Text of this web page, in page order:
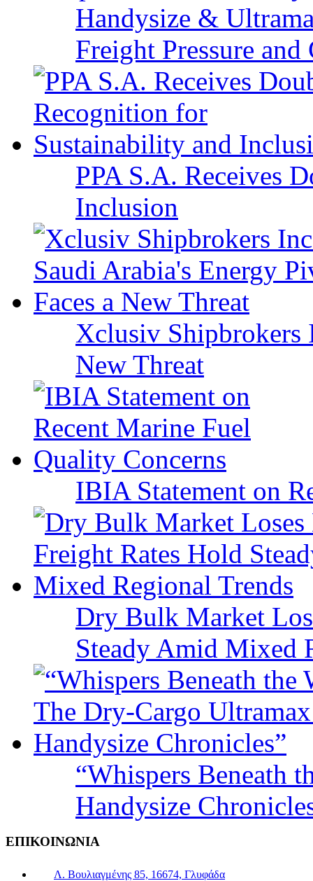
Handysize &
Freight Pressure
PPA S.A. Receives
Inclusion
Xclusiv Shipbrokers
New Threat
IBIA Statement on
Dry Bulk Market
Steady Amid Mixed
“Whispers Beneath
Handysize
ΕΠΙΚΟΙΝΩΝΙΑ
Λ. Βουλιαγμένης 85, 16674, Γλυφάδα